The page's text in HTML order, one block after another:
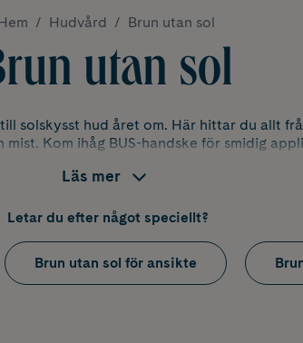
Hudvård Brun utan sol
utan sol
solskysst hud året om. Här hittar du allt
Kom ihåg BUS-handske för smidig
utan sol?
innehåller vanligtvis DHA
hudcellerna och tillfälligt ger huden en
Läs mer
Letar du efter något speciellt?
Brun utan sol för ansikte